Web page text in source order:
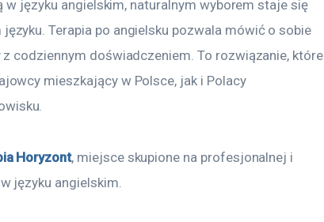
w języku angielskim, naturalnym wyborem staje się
Terapia po angielsku pozwala mówić o sobie
codziennym doświadczeniem. To rozwiązanie, które
mieszkający w Polsce, jak i Polacy
Horyzont, miejsce skupione na profesjonalnej i
języku angielskim.